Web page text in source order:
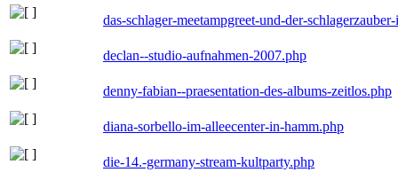
das-schlager-meetampgreet-und-der-
declan--studio-aufnahmen-2007.php
denny-fabian--praesentation-des-albums-zeitlos.php
diana-sorbello-im-alleecenter-in-hamm.php
die-14.-germany-stream-kultparty.php